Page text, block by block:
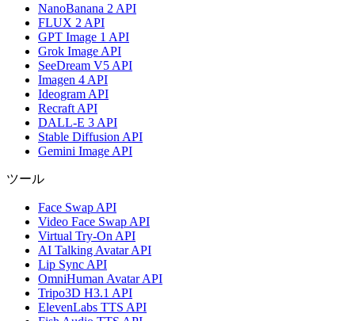
NanoBanana 2 API
FLUX 2 API
GPT Image 1 API
Grok Image API
SeeDream V5 API
Imagen 4 API
Ideogram API
Recraft API
DALL-E 3 API
Stable Diffusion API
Gemini Image API
ツール
Face Swap API
Video Face Swap API
Virtual Try-On API
AI Talking Avatar API
Lip Sync API
OmniHuman Avatar API
Tripo3D H3.1 API
ElevenLabs TTS API